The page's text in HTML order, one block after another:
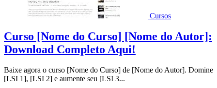
Cursos
Curso [Nome do Curso] [Nome do Autor]:
Download Completo Aqui!
Baixe agora o curso [Nome do Curso] de [Nome do Autor]. Domine
[LSI 1], [LSI 2] e aumente seu [LSI 3...